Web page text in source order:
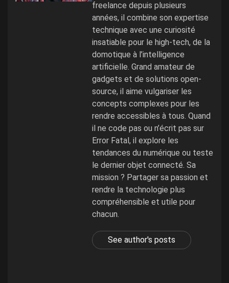
freelance depuis plusieurs
années, il combine son expertise
technique avec une curiosité
insatiable pour le high-tech, de la
domotique à l’intelligence
artificielle. Grand amateur de
gadgets et de solutions open-
source, il aime vulgariser les
concepts complexes pour les
rendre accessibles à tous. Quand
il ne code pas ou n’écrit pas sur
Error Fatal, il explore les
tendances du numérique ou teste
le dernier objet connecté. Sa
mission ? Partager sa passion et
rendre la technologie plus
compréhensible et utile pour
chacun.
See author's posts